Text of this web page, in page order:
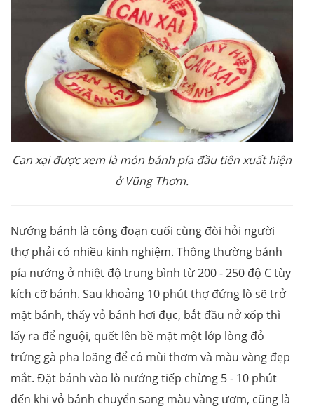
Can xại được xem là món bánh pía đầu tiên xuất hiện
ở Vũng Thơm.
Nướng bánh là công đoạn cuối cùng đòi hỏi người
thợ phải có nhiều kinh nghiệm. Thông thường bánh
pía nướng ở nhiệt độ trung bình từ 200 - 250 độ C tùy
kích cỡ bánh. Sau khoảng 10 phút thợ đứng lò sẽ trở
mặt bánh, thấy vỏ bánh hơi đục, bắt đầu nở xốp thì
lấy ra để nguội, quết lên bề mặt một lớp lòng đỏ
trứng gà pha loãng để có mùi thơm và màu vàng đẹp
mắt. Đặt bánh vào lò nướng tiếp chừng 5 - 10 phút
đến khi vỏ bánh chuyển sang màu vàng ươm, cũng là